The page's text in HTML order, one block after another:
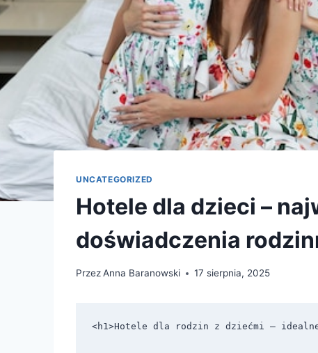
UNCATEGORIZED
Hotele dla dzieci –
doświadczenia
PrzezAnna Baranowski 17 sierpnia, 2025
<h1>Hotele dla rodzin z dziećmi –